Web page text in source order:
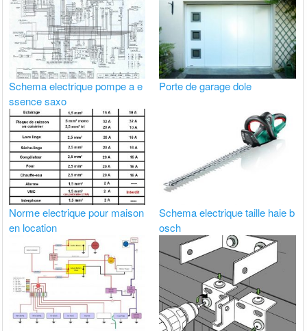
Schema electrique pompe a e
ssence saxo
Porte de garage dole
Norme electrique pour maison
en location
Schema electrique taille haie b
osch